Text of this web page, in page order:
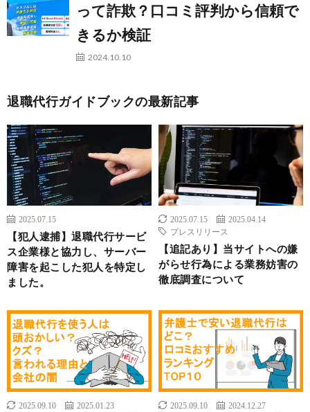
って詐欺？口コミ評判から信頼で
きるか検証
2024.10.10
退職代行ガイドブックの最新記事
2025.07.15
【犯人逮捕】退職代行サービ
ス企業様と協力し、サーバー
障害を起こした犯人を特定し
ました。
2025.07.15
2025.04.14
プレスリリース
【追記あり】当サイトへの嫌
がらせ行為による業務妨害の
徹底調査について
2025.09.10
2025.01.23
2025.09.10
2024.12.27